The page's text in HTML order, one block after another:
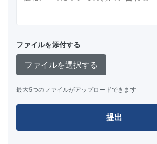
ファイルを添付する
ファイルを選択する
最大5つのファイルがアップロードできます
提出